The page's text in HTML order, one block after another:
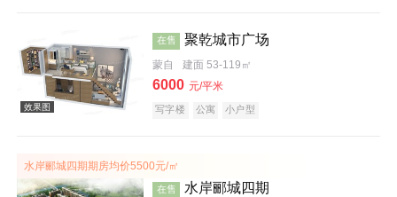
在售 聚乾城市广场
蒙自 建面 53-119㎡
6000 元/平米
写字楼 公寓 小户型
水岸郦城四期期房均价5500元/㎡
在售 水岸郦城四期